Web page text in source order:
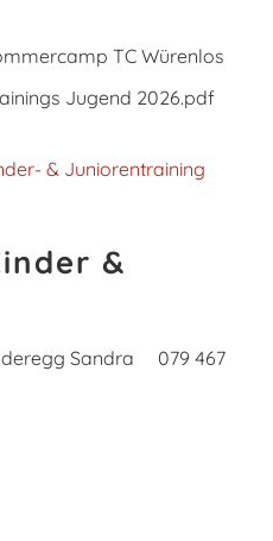
TC Würenlos
Jugend 2026.pdf
& Juniorentraining
&
Sandra 079 467 98